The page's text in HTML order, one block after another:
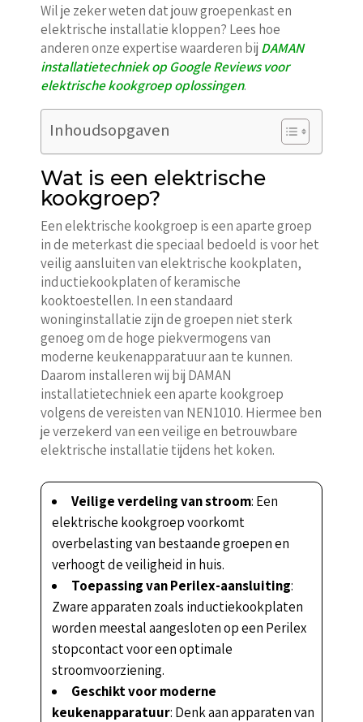
Wil je zeker weten dat jouw groepenkast en
elektrische installatie kloppen? Lees hoe
anderen onze expertise waarderen bij DAMAN
installatietechniek op Google Reviews voor
elektrische kookgroep oplossingen.
Inhoudsopgaven
Wat is een elektrische
kookgroep?
Een elektrische kookgroep is een aparte groep
in de meterkast die speciaal bedoeld is voor het
veilig aansluiten van elektrische kookplaten,
inductiekookplaten of keramische
kooktoestellen. In een standaard
woninginstallatie zijn de groepen niet sterk
genoeg om de hoge piekvermogens van
moderne keukenapparatuur aan te kunnen.
Daarom installeren wij bij DAMAN
installatietechniek een aparte kookgroep
volgens de vereisten van NEN1010. Hiermee ben
je verzekerd van een veilige en betrouwbare
elektrische installatie tijdens het koken.
Veilige verdeling van stroom: Een
elektrische kookgroep voorkomt
overbelasting van bestaande groepen en
verhoogt de veiligheid in huis.
Toepassing van Perilex-aansluiting:
Zware apparaten zoals inductiekookplaten
worden meestal aangesloten op een Perilex
stopcontact voor een optimale
stroomvoorziening.
Geschikt voor moderne
keukenapparatuur: Denk aan apparaten van